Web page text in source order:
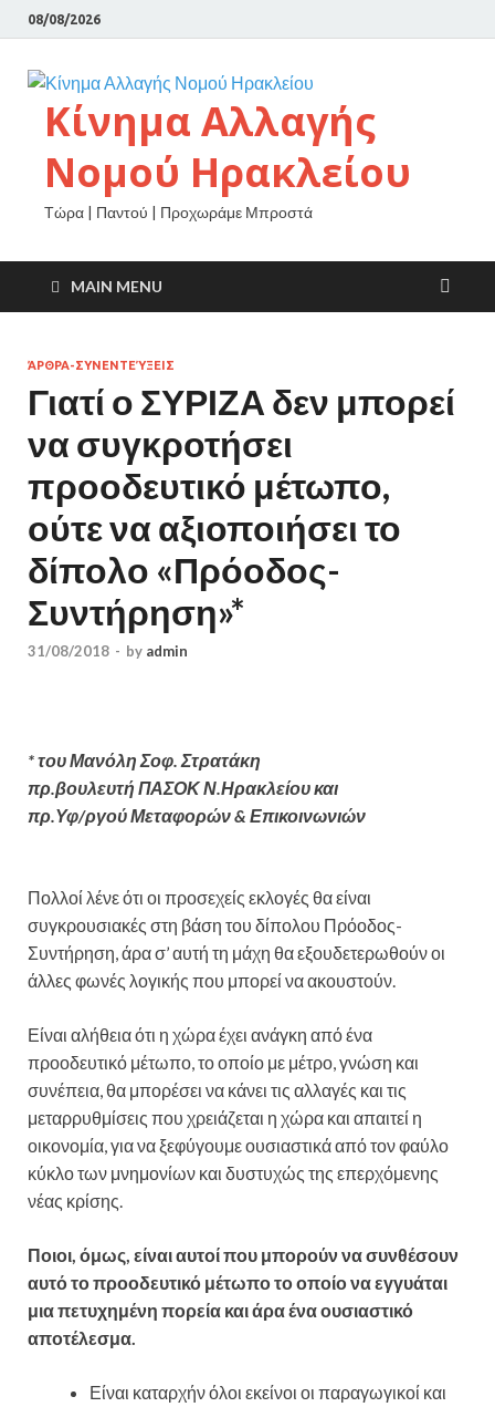
08/08/2026
Κίνημα Αλλαγής
Νομού Ηρακλείου
Τώρα | Παντού | Προχωράμε Μπροστά
MAIN MENU
ΆΡΘΡΑ-ΣΥΝΕΝΤΕΎΞΕΙΣ
Γιατί ο ΣΥΡΙΖΑ δεν μπορεί
να συγκροτήσει
προοδευτικό μέτωπο,
ούτε να αξιοποιήσει το
δίπολο «Πρόοδος-
Συντήρηση»*
31/08/2018 - by admin
* του Μανόλη Σοφ. Στρατάκη
πρ.βουλευτή ΠΑΣΟΚ Ν.Ηρακλείου και
πρ.Υφ/ργού Μεταφορών & Επικοινωνιών
Πολλοί λένε ότι οι προσεχείς εκλογές θα είναι
συγκρουσιακές στη βάση του δίπολου Πρόοδος-
Συντήρηση, άρα σ’ αυτή τη μάχη θα εξουδετερωθούν οι
άλλες φωνές λογικής που μπορεί να ακουστούν.
Είναι αλήθεια ότι η χώρα έχει ανάγκη από ένα
προοδευτικό μέτωπο, το οποίο με μέτρο, γνώση και
συνέπεια, θα μπορέσει να κάνει τις αλλαγές και τις
μεταρρυθμίσεις που χρειάζεται η χώρα και απαιτεί η
οικονομία, για να ξεφύγουμε ουσιαστικά από τον φαύλο
κύκλο των μνημονίων και δυστυχώς της επερχόμενης
νέας κρίσης.
Ποιοι, όμως, είναι αυτοί που μπορούν να συνθέσουν
αυτό το προοδευτικό μέτωπο το οποίο να εγγυάται
μια πετυχημένη πορεία και άρα ένα ουσιαστικό
αποτέλεσμα.
Είναι καταρχήν όλοι εκείνοι οι παραγωγικοί και